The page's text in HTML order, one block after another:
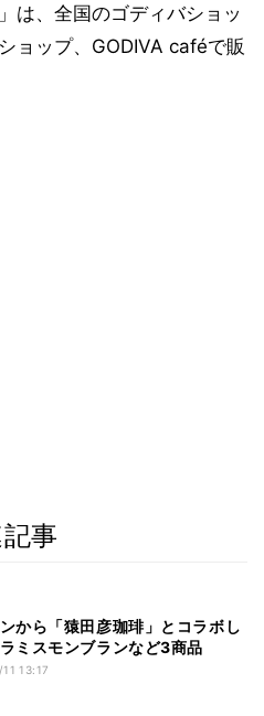
は、全国のゴディバショッ
ョップ、GODIVA caféで販
事
から「猿田彦珈琲」とコラボし
ミスモンブランなど3商品
13:17